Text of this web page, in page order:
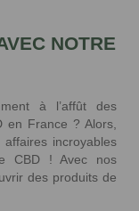
NOTRE
à l’affût des
en France ? Alors,
incroyables
CBD ! Avec nos
des produits de